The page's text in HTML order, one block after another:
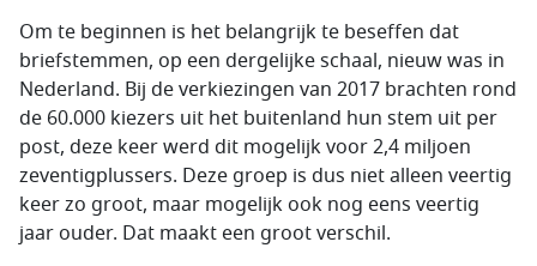
Om te beginnen is het belangrijk te beseffen dat
briefstemmen, op een dergelijke schaal, nieuw was in
Nederland. Bij de verkiezingen van 2017 brachten rond
de 60.000 kiezers uit het buitenland hun stem uit per
post, deze keer werd dit mogelijk voor 2,4 miljoen
zeventigplussers. Deze groep is dus niet alleen veertig
keer zo groot, maar mogelijk ook nog eens veertig
jaar ouder. Dat maakt een groot verschil.